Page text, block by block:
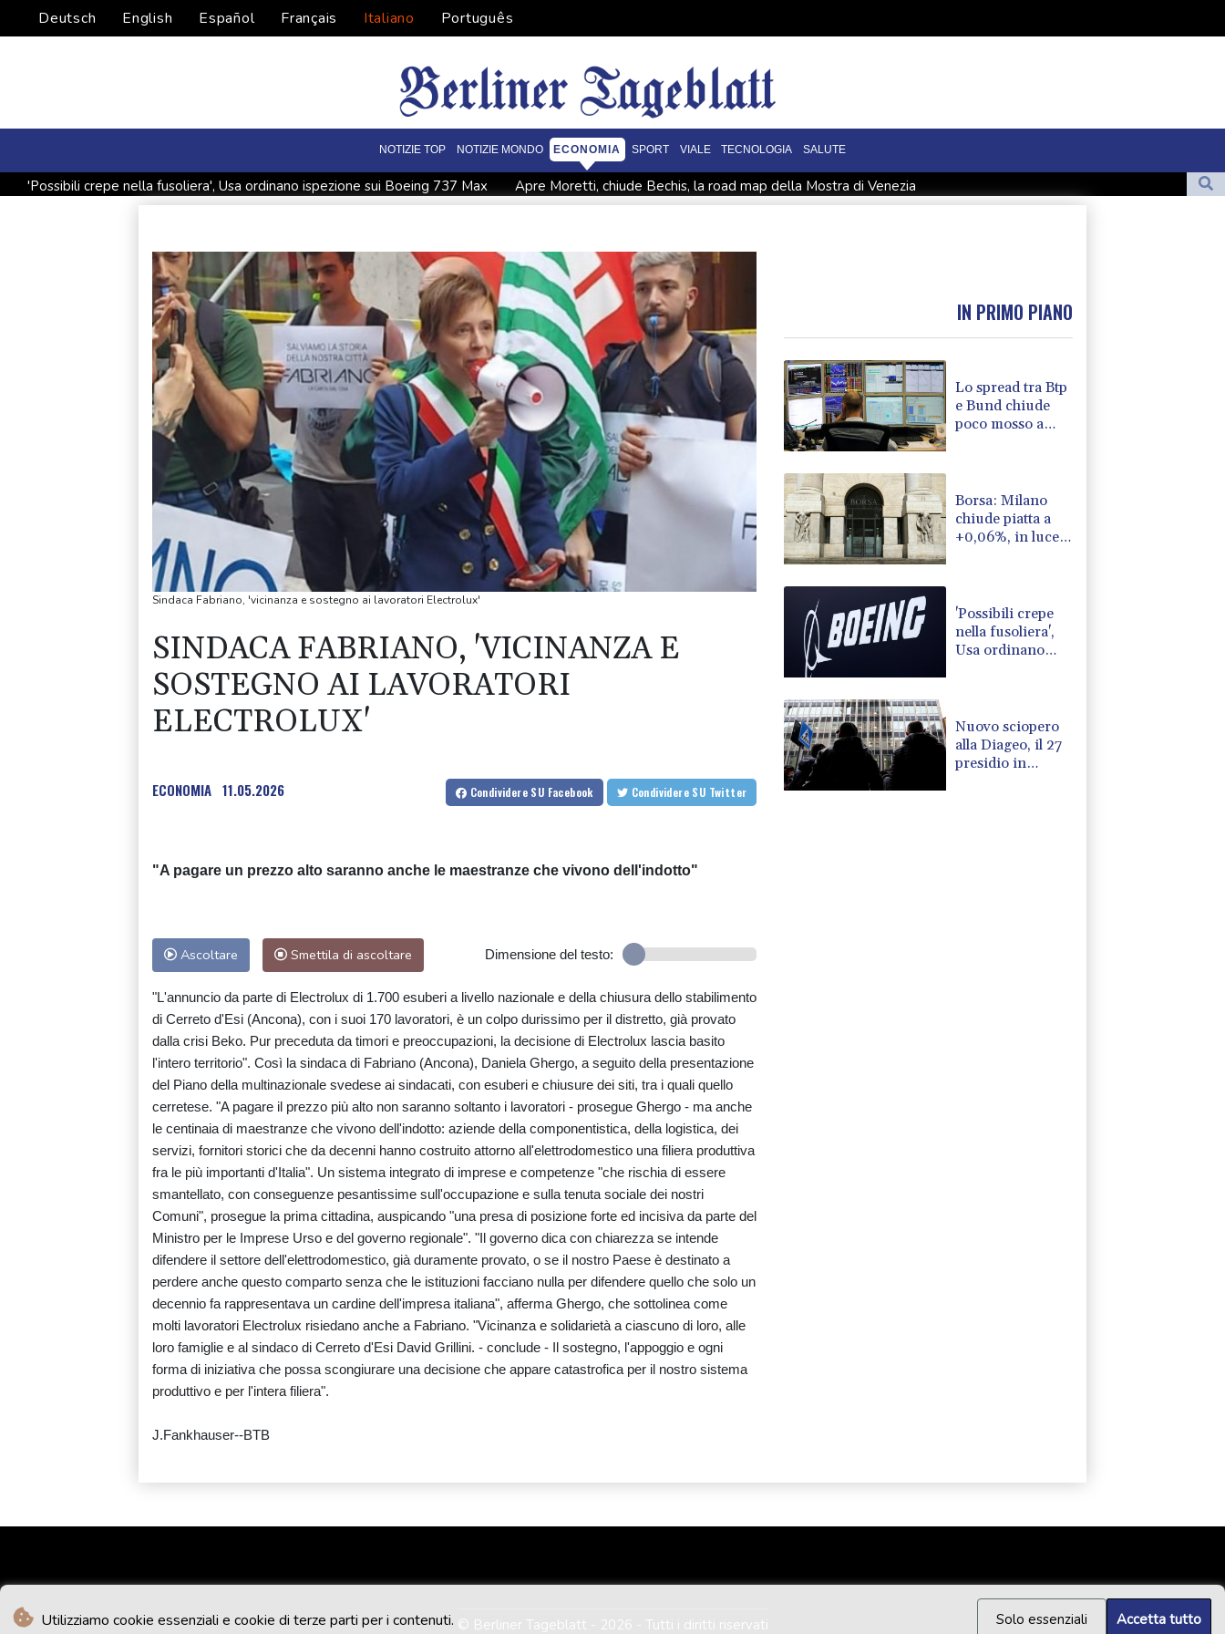
Utilizziamo cookie essenziali e cookie di terze parti per i contenuti. Solo essenziali Accetta tutto
Deutsch English Español Français Italiano Português
NOTIZIE TOP NOTIZIE MONDO ECONOMIA SPORT VIALE TECNOLOGIA SALUTE
'Possibili crepe nella fusoliera', Usa ordinano ispezione sui Boeing 737 Max
Apre Moretti, chiude Bechis, la road map della Mostra di Venezia
Dopo oltre 40 anni, a Ny potrebbe cadere il divieto sulle 'bathhouse' Lgbtq+
Lo stress vissuto nell'infanzia lascia cicatrici nel cervello
Esce in sala il 16 settembre 'The Invite' di Olivia Wilde con Penelope Cruz
Foti, via libera Commissione Ue a revisione Pnrr presentata da Italia
Sindaca Fabriano, 'vicinanza e sostegno ai lavoratori Electrolux'
SINDACA FABRIANO, 'VICINANZA E
SOSTEGNO AI LAVORATORI
ELECTROLUX'
ECONOMIA 11.05.2026 Condividere SU Facebook Condividere SU Twitter
"A pagare un prezzo alto saranno anche le maestranze che vivono dell'indotto"
Ascoltare Smettila di ascoltare Dimensione del testo:
"L'annuncio da parte di Electrolux di 1.700 esuberi a livello nazionale e della chiusura dello stabilimento
di Cerreto d'Esi (Ancona), con i suoi 170 lavoratori, è un colpo durissimo per il distretto, già provato
dalla crisi Beko. Pur preceduta da timori e preoccupazioni, la decisione di Electrolux lascia basito
l'intero territorio". Così la sindaca di Fabriano (Ancona), Daniela Ghergo, a seguito della presentazione
del Piano della multinazionale svedese ai sindacati, con esuberi e chiusure dei siti, tra i quali quello
cerretese. "A pagare il prezzo più alto non saranno soltanto i lavoratori - prosegue Ghergo - ma anche
le centinaia di maestranze che vivono dell'indotto: aziende della componentistica, della logistica, dei
servizi, fornitori storici che da decenni hanno costruito attorno all'elettrodomestico una filiera produttiva
fra le più importanti d'Italia". Un sistema integrato di imprese e competenze "che rischia di essere
smantellato, con conseguenze pesantissime sull'occupazione e sulla tenuta sociale dei nostri
Comuni", prosegue la prima cittadina, auspicando "una presa di posizione forte ed incisiva da parte del
Ministro per le Imprese Urso e del governo regionale". "Il governo dica con chiarezza se intende
difendere il settore dell'elettrodomestico, già duramente provato, o se il nostro Paese è destinato a
perdere anche questo comparto senza che le istituzioni facciano nulla per difendere quello che solo un
decennio fa rappresentava un cardine dell'impresa italiana", afferma Ghergo, che sottolinea come
molti lavoratori Electrolux risiedano anche a Fabriano. "Vicinanza e solidarietà a ciascuno di loro, alle
loro famiglie e al sindaco di Cerreto d'Esi David Grillini. - conclude - Il sostegno, l'appoggio e ogni
forma di iniziativa che possa scongiurare una decisione che appare catastrofica per il nostro sistema
produttivo e per l'intera filiera".
J.Fankhauser--BTB
IN PRIMO PIANO
Lo spread tra Btp
e Bund chiude
poco mosso a
Borsa: Milano
chiude piatta a
+0,06%, in luce
'Possibili crepe
nella fusoliera',
Usa ordinano
Nuovo sciopero
alla Diageo, il 27
presidio in
© Berliner Tageblatt - 2026 - Tutti i diritti riservati